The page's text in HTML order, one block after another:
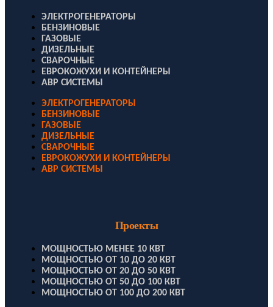
ЭЛЕКТРОГЕНЕРАТОРЫ
БЕНЗИНОВЫЕ
ГАЗОВЫЕ
ДИЗЕЛЬНЫЕ
СВАРОЧНЫЕ
ЕВРОКОЖУХИ И КОНТЕЙНЕРЫ
АВР СИСТЕМЫ
ЭЛЕКТРОГЕНЕРАТОРЫ
БЕНЗИНОВЫЕ
ГАЗОВЫЕ
ДИЗЕЛЬНЫЕ
СВАРОЧНЫЕ
ЕВРОКОЖУХИ И КОНТЕЙНЕРЫ
АВР СИСТЕМЫ
Проекты
МОЩНОСТЬЮ МЕНЕЕ 10 КВТ
МОЩНОСТЬЮ ОТ 10 ДО 20 КВТ
МОЩНОСТЬЮ ОТ 20 ДО 50 КВТ
МОЩНОСТЬЮ ОТ 50 ДО 100 КВТ
МОЩНОСТЬЮ ОТ 100 ДО 200 КВТ